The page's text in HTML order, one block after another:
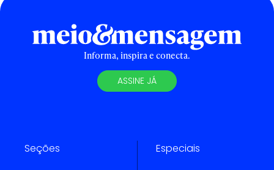
Informa, inspira e conecta.
ASSINE JÁ
Seções Especiais